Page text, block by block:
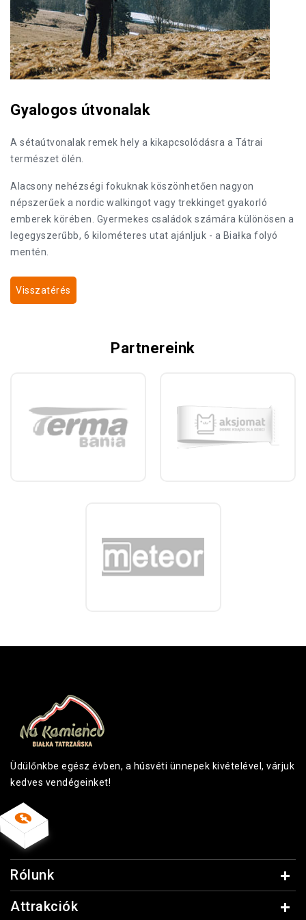
Gyalogos útvonalak
A sétaútvonalak remek hely a kikapcsolódásra a Tátrai
természet ölén.
Alacsony nehézségi fokuknak köszönhetően nagyon
népszerűek a nordic walkingot vagy trekkinget gyakorló
emberek körében. Gyermekes családok számára különösen a
legegyszerűbb, 6 kilométeres utat ajánljuk - a Białka folyó
mentén.
Visszatérés
Partnereink
Üdülőnkbe egész évben, a húsvéti ünnepek kivételével, várjuk
kedves vendégeinket!
Rólunk
Attrakciók